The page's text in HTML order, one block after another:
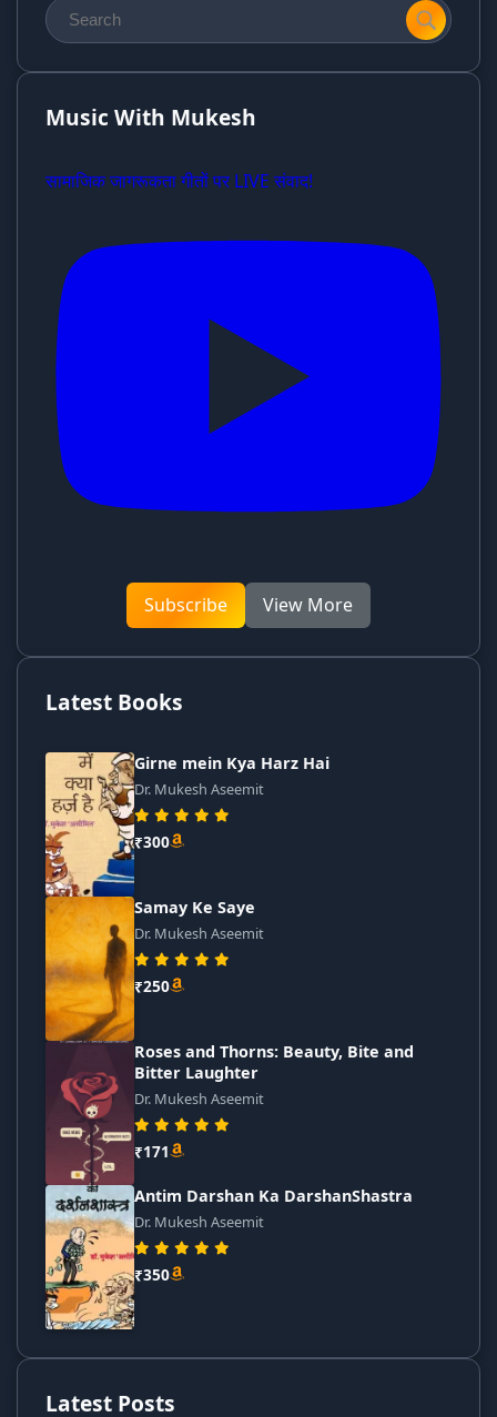
Music With Mukesh
सामाजिक जागरूकता गीतों पर LIVE संवाद!
Subscribe View More
Latest Books
Girne mein Kya Harz Hai
Dr. Mukesh Aseemit
₹300
Samay Ke Saye
Dr. Mukesh Aseemit
₹250
Roses and Thorns: Beauty, Bite and
Bitter Laughter
Dr. Mukesh Aseemit
₹171
Antim Darshan Ka DarshanShastra
Dr. Mukesh Aseemit
₹350
Latest Posts